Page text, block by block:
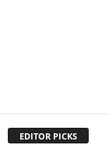
EDITOR PICKS